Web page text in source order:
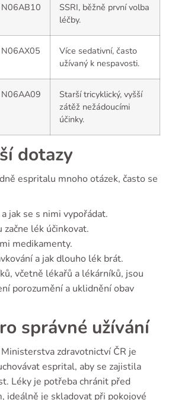
N06AB10
SSRI, běžně první volba
léčby.
N06AX05
Více sedativní, často
užívaný k nespavosti.
N06AA09
Starší tricyklický, vyšší
zátěž nežádoucími
účinky.
dotazy
espritalu mnoho otázek, často se
jak se s nimi vypořádat.
začne lék účinkovat.
medikamenty.
a jak dlouho lék brát.
včetně lékařů a lékárníků, jsou
porozumění a uklidnění obav
správné užívání
zdravotnictví ČR je
esprital, aby se zajistila
Léky je potřeba chránit před
ideálně je skladovat při pokojové